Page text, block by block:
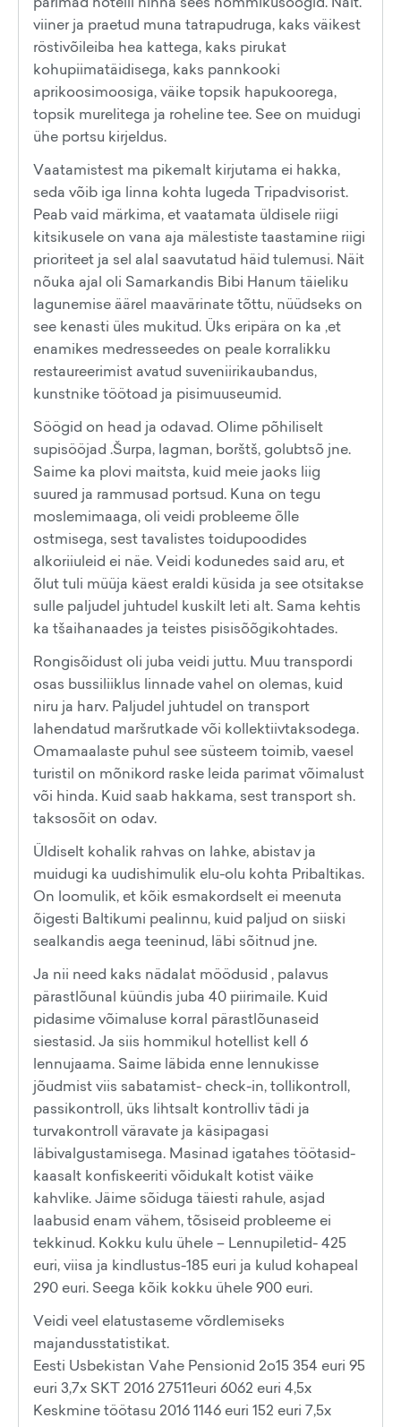
viiner ja praetud muna tatrapudruga, kaks väikest
röstivõileiba hea kattega, kaks pirukat
kohupiimatäidisega, kaks pannkooki
aprikoosimoosiga, väike topsik hapukoorega,
topsik murelitega ja roheline tee. See on muidugi
ühe portsu kirjeldus.
Vaatamistest ma pikemalt kirjutama ei hakka,
seda võib iga linna kohta lugeda Tripadvisorist.
Peab vaid märkima, et vaatamata üldisele riigi
kitsikusele on vana aja mälestiste taastamine riigi
prioriteet ja sel alal saavutatud häid tulemusi. Näit
nõuka ajal oli Samarkandis Bibi Hanum täieliku
lagunemise äärel maavärinate tõttu, nüüdseks on
see kenasti üles mukitud. Üks eripära on ka ,et
enamikes medresseedes on peale korralikku
restaureerimist avatud suveniirikaubandus,
kunstnike töötoad ja pisimuuseumid.
Söögid on head ja odavad. Olime põhiliselt
supisööjad .Šurpa, lagman, borštš, golubtsõ jne.
Saime ka plovi maitsta, kuid meie jaoks liig
suured ja rammusad portsud. Kuna on tegu
moslemimaaga, oli veidi probleeme õlle
ostmisega, sest tavalistes toidupoodides
alkoriiuleid ei näe. Veidi kodunedes said aru, et
õlut tuli müüja käest eraldi küsida ja see otsitakse
sulle paljudel juhtudel kuskilt leti alt. Sama kehtis
ka tšaihanaades ja teistes pisisõõgikohtades.
Rongisõidust oli juba veidi juttu. Muu transpordi
osas bussiliiklus linnade vahel on olemas, kuid
niru ja harv. Paljudel juhtudel on transport
lahendatud maršrutkade või kollektiivtaksodega.
Omamaalaste puhul see süsteem toimib, vaesel
turistil on mõnikord raske leida parimat võimalust
või hinda. Kuid saab hakkama, sest transport sh.
taksosõit on odav.
Üldiselt kohalik rahvas on lahke, abistav ja
muidugi ka uudishimulik elu-olu kohta Pribaltikas.
On loomulik, et kõik esmakordselt ei meenuta
õigesti Baltikumi pealinnu, kuid paljud on siiski
sealkandis aega teeninud, läbi sõitnud jne.
Ja nii need kaks nädalat möödusid , palavus
pärastlõunal küündis juba 40 piirimaile. Kuid
pidasime võimaluse korral pärastlõunaseid
siestasid. Ja siis hommikul hotellist kell 6
lennujaama. Saime läbida enne lennukisse
jõudmist viis sabatamist- check-in, tollikontroll,
passikontroll, üks lihtsalt kontrolliv tädi ja
turvakontroll väravate ja käsipagasi
läbivalgustamisega. Masinad igatahes töötasid-
kaasalt konfiskeeriti võidukalt kotist väike
kahvlike. Jäime sõiduga täiesti rahule, asjad
laabusid enam vähem, tõsiseid probleeme ei
tekkinud. Kokku kulu ühele – Lennupiletid- 425
euri, viisa ja kindlustus-185 euri ja kulud kohapeal
290 euri. Seega kõik kokku ühele 900 euri.
Veidi veel elatustaseme võrdlemiseks
majandusstatistikat.
Eesti Usbekistan Vahe Pensionid 2o15 354 euri 95
euri 3,7x SKT 2016 27511euri 6062 euri 4,5x
Keskmine töötasu 2016 1146 euri 152 euri 7,5x